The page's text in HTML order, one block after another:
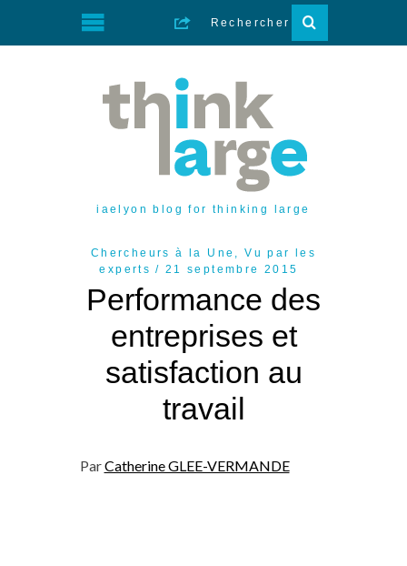
iaelyon blog for thinking large
Chercheurs à la Une ,Vu par les
experts
21 septembre 2015
Performance des
entreprises et
satisfaction au
travail
ParCatherine GLEE-VERMANDE